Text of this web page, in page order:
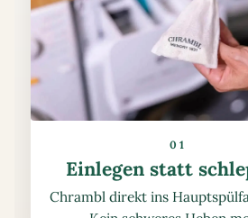
01
Einlegen statt
Chrambl direkt ins